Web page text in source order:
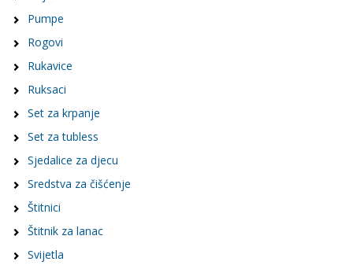
Pumpe
Rogovi
Rukavice
Ruksaci
Set za krpanje
Set za tubless
Sjedalice za djecu
Sredstva za čišćenje
Štitnici
Štitnik za lanac
Svijetla